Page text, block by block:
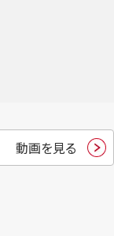
動画を見る